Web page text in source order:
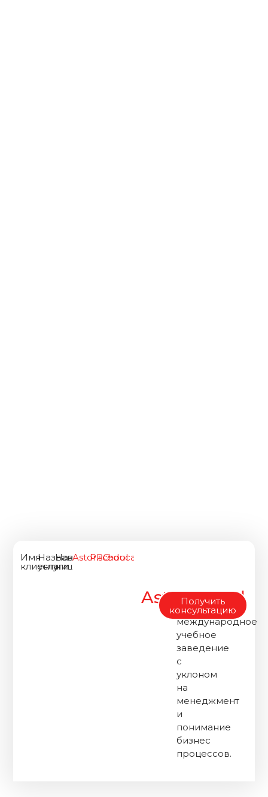
Имя
клиента
Название
услуги
Название
ниши
Astor.school
PPCeducation
Astor.school
Это
современное
международное
учебное
заведение
с
уклоном
на
менеджмент
и
понимание
бизнес
процессов.
Получить
консультацию